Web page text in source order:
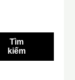
Tìm
kiếm